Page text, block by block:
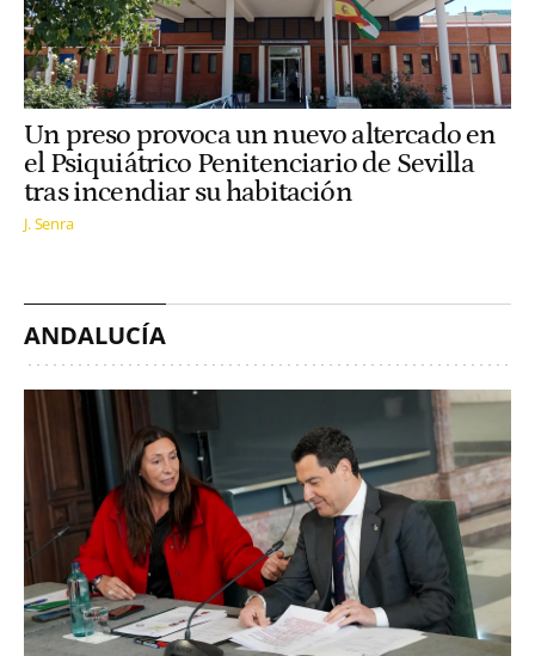
Un preso provoca un nuevo altercado en
el Psiquiátrico Penitenciario de Sevilla
tras incendiar su habitación
J. Senra
ANDALUCÍA